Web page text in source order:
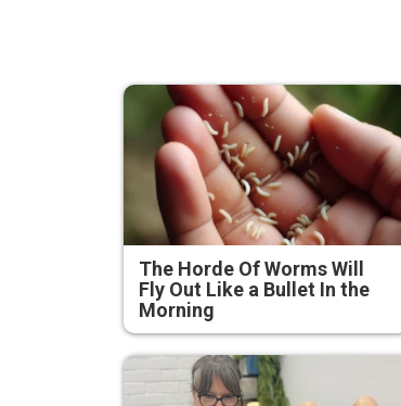
The Horde Of Worms Will
Fly Out Like a Bullet In the
Morning